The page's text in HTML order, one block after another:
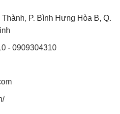
P. Bình Hưng Hòa B, Q.
- 0909304310